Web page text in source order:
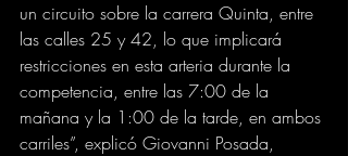
un circuito sobre la carrera Quinta, entre
las calles 25 y 42, lo que implicará
restricciones en esta arteria durante la
competencia, entre las 7:00 de la
mañana y la 1:00 de la tarde, en ambos
carriles”, explicó Giovanni Posada,